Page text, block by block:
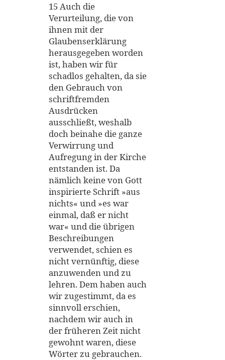
15 Auch die
Verurteilung, die von
ihnen mit der
Glaubenserklärung
herausgegeben worden
ist, haben wir für
schadlos gehalten, da sie
den Gebrauch von
schriftfremden
Ausdrücken
ausschließt, weshalb
doch beinahe die ganze
Verwirrung und
Aufregung in der Kirche
entstanden ist. Da
nämlich keine von Gott
inspirierte Schrift »aus
nichts« und »es war
einmal, daß er nicht
war« und die übrigen
Beschreibungen
verwendet, schien es
nicht vernünftig, diese
anzuwenden und zu
lehren. Dem haben auch
wir zugestimmt, da es
sinnvoll erschien,
nachdem wir auch in
der früheren Zeit nicht
gewohnt waren, diese
Wörter zu gebrauchen.